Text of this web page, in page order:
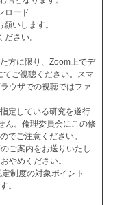
ロード
願いします。
さい。
方に限り、Zoom上でデ
ご視聴ください。スマ
ウザでの視聴ではファ
定している研究を遂行
ん。倫理委員会にこの修
でご注意ください。
ご案内をお送りいたし
やめください。
制度の対象ポイント
。